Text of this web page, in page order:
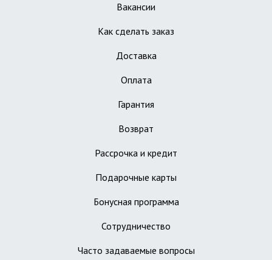
Вакансии
Как сделать заказ
Доставка
Оплата
Гарантия
Возврат
Рассрочка и кредит
Подарочные карты
Бонусная программа
Сотрудничество
Часто задаваемые вопросы